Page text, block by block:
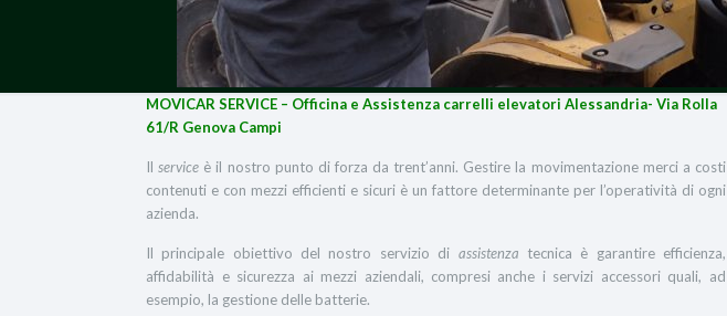
MOVICAR SERVICE – Officina e Assistenza carrelli elevatori Alessandria- Via Rolla
61/R Genova Campi
Ilservice è il nostro punto di forza da trent’anni. Gestire la movimentazione merci a costi
contenuti e con mezzi efficienti e sicuri è un fattore determinante per l’operatività di ogni
azienda.
Il principale obiettivo del nostro servizio di assistenza tecnica è garantire efficienza,
affidabilità e sicurezza ai mezzi aziendali, compresi anche i servizi accessori quali, ad
esempio, la gestione delle batterie.